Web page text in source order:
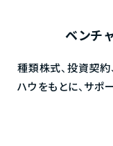
ベンチ
種類株式、投資契約
ハウをもとに、サポ